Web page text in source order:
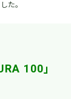
た。
100」